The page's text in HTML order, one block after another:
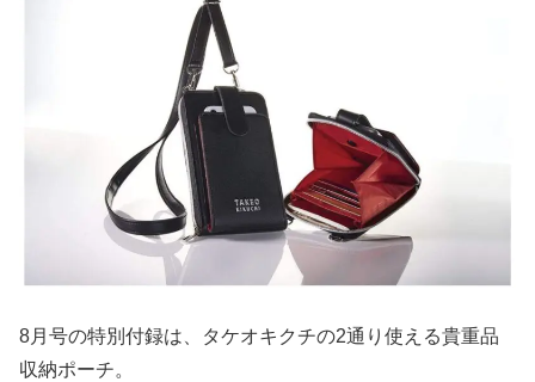
8月号の特別付録は、タケオキクチの2通り使える貴重品
収納ポーチ。